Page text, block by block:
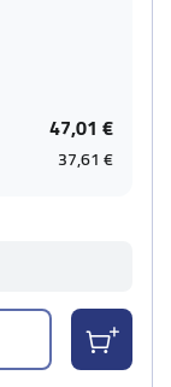
47,01 €
37,61 €